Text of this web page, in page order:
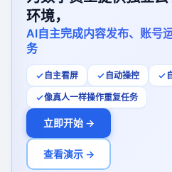
环境，
AI自主完成内容发布、账号
务
自主看屏 自动操控
像真人一样操作重复任务
立即开始 →
查看演示 →